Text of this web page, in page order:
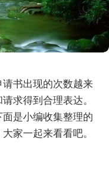
书出现的次数越来
求得到合理表达。
是小编收集整理的
家一起来看看吧。